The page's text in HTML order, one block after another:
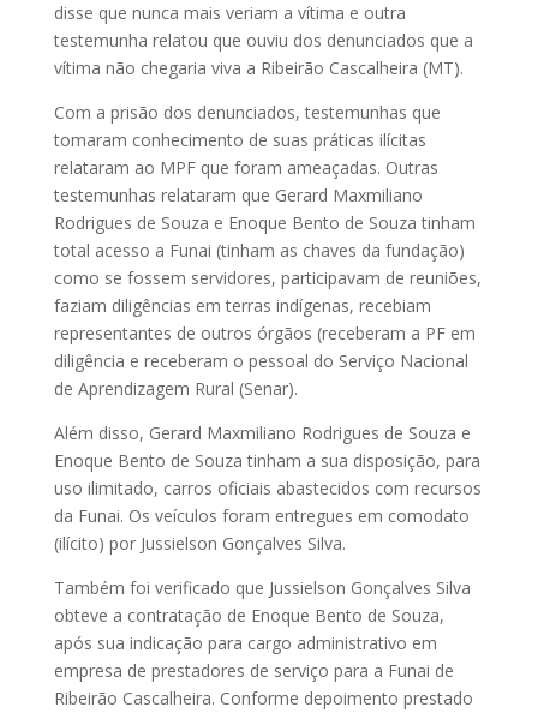
disse que nunca mais veriam a vítima e outra
testemunha relatou que ouviu dos denunciados que a
vítima não chegaria viva a Ribeirão Cascalheira (MT).
Com a prisão dos denunciados, testemunhas que
tomaram conhecimento de suas práticas ilícitas
relataram ao MPF que foram ameaçadas. Outras
testemunhas relataram que Gerard Maxmiliano
Rodrigues de Souza e Enoque Bento de Souza tinham
total acesso a Funai (tinham as chaves da fundação)
como se fossem servidores, participavam de reuniões,
faziam diligências em terras indígenas, recebiam
representantes de outros órgãos (receberam a PF em
diligência e receberam o pessoal do Serviço Nacional
de Aprendizagem Rural (Senar).
Além disso, Gerard Maxmiliano Rodrigues de Souza e
Enoque Bento de Souza tinham a sua disposição, para
uso ilimitado, carros oficiais abastecidos com recursos
da Funai. Os veículos foram entregues em comodato
(ilícito) por Jussielson Gonçalves Silva.
Também foi verificado que Jussielson Gonçalves Silva
obteve a contratação de Enoque Bento de Souza,
após sua indicação para cargo administrativo em
empresa de prestadores de serviço para a Funai de
Ribeirão Cascalheira. Conforme depoimento prestado